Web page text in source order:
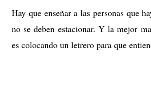
Hay que enseñar a las personas que
no se deben estacionar. Y la mejor
es colocando un letrero para que